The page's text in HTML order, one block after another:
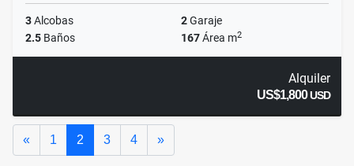
3Alcobas 2Garaje
2.5 Baños 167Área m2
Alquiler
US$1,800USD
« Anterior
1 2 3 4 »Siguiente